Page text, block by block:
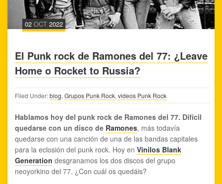
02 OCT 2022
El Punk rock de Ramones del 77: ¿Leave
Home o Rocket to Russia?
Filed Under:blog, Grupos Punk Rock, videos Punk Rock
Hablamos hoy del punk rock de Ramones del 77. Difícil
quedarse con un disco de Ramones, más todavía
quedarse con una canción de una de las bandas capitales
para la eclosión del punk rock. Hoy en Vinilos Blank
Generation desgranamos los dos discos del grupo
neoyorkino del 77. ¿Con cuál os quedáis?